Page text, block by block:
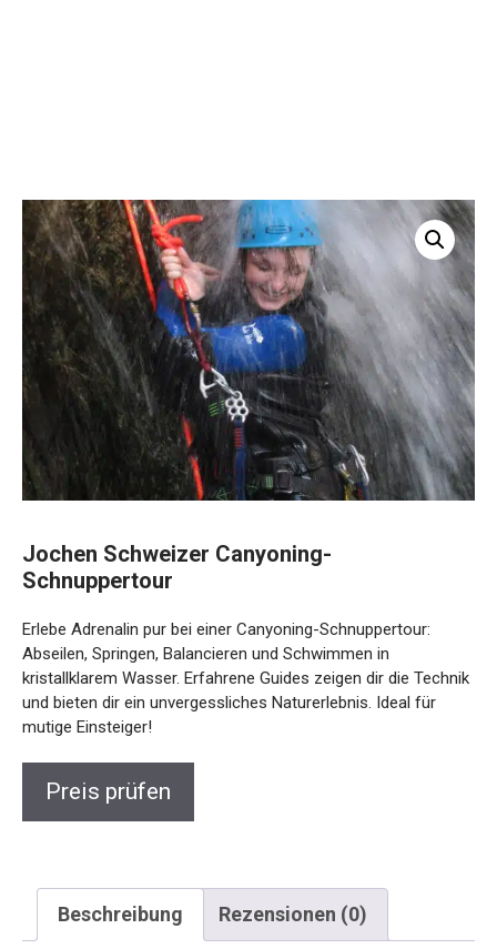
Jochen Schweizer Canyoning-
Schnuppertour
Erlebe Adrenalin pur bei einer Canyoning-Schnuppertour:
Abseilen, Springen, Balancieren und Schwimmen in
kristallklarem Wasser. Erfahrene Guides zeigen dir die
Technik und bieten dir ein unvergessliches Naturerlebnis.
Ideal für mutige Einsteiger!
Preis prüfen
Beschreibung Rezensionen (0)